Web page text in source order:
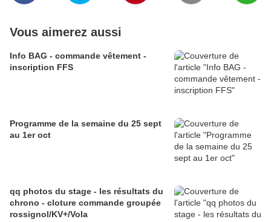
Vous aimerez aussi
Info BAG - commande vêtement -
inscription FFS
Programme de la semaine du 25 sept
au 1er oct
qq photos du stage - les résultats du
chrono - cloture commande groupée
rossignol/KV+/Vola